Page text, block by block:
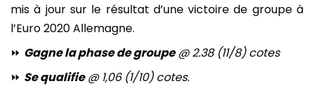
mis à jour sur le résultat d’une victoire de groupe à
l’Euro 2020 Allemagne.
⏩ Gagne la phase de groupe@ 2.38 (11/8) cotes
⏩ Se qualifie@ 1,06 (1/10) cotes.